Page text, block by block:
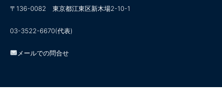
〒136-0082 東京都江東区新木場2-10-1
03-3522-6670(代表)
メールでの問合せ